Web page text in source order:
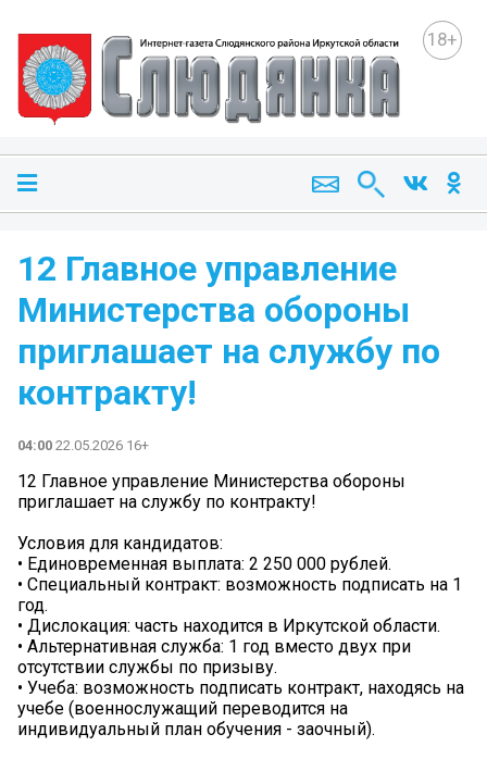
18+
12 Главное управление
Министерства обороны
приглашает на службу по
контракту!
04:00 22.05.2026 16+
12 Главное управление Министерства обороны
приглашает на службу по контракту!
Условия для кандидатов:
• Единовременная выплата: 2 250 000 рублей.
• Специальный контракт: возможность подписать на 1
год.
• Дислокация: часть находится в Иркутской области.
• Альтернативная служба: 1 год вместо двух при
отсутствии службы по призыву.
• Учеба: возможность подписать контракт, находясь на
учебе (военнослужащий переводится на
индивидуальный план обучения - заочный).